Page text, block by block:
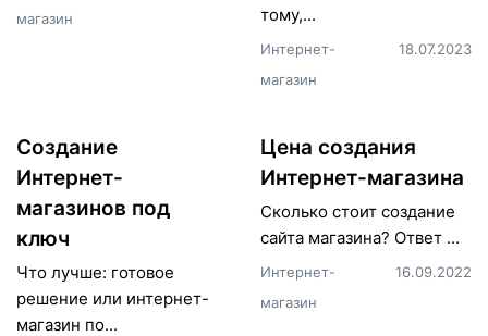
магазин
тому,...
Интернет-
магазин
18.07.2023
Создание
Интернет-
магазинов под
ключ
Что лучше: готовое
решение или интернет-
магазин по...
Цена создания
Интернет-магазина
Сколько стоит создание
сайта магазина? Ответ ...
Интернет-
магазин
16.09.2022